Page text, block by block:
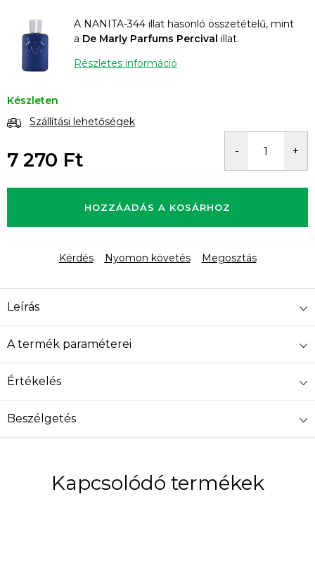
A NANITA-344 illat hasonló összetételű, mint
a De Marly Parfums Percival illat.
Részletes információ
Készleten
Szállítási lehetőségek
7 270 Ft
HOZZÁADÁS A KOSÁRHOZ
Kérdés Nyomon követés Megosztás
Leírás
A termék paraméterei
Értékelés
Beszélgetés
Kapcsolódó termékek